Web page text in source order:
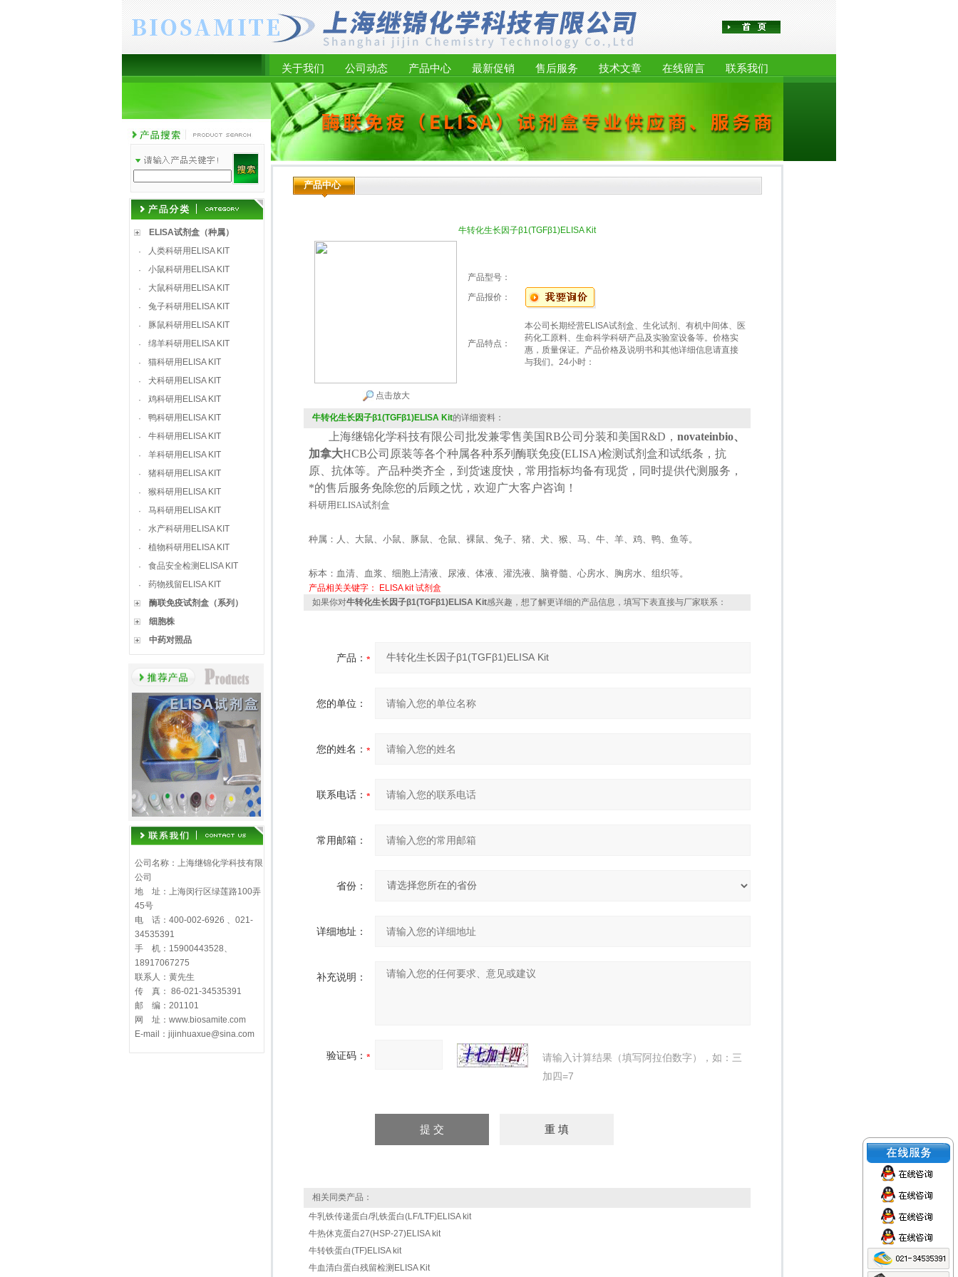
关于我们 公司动态 产品中心 最新促销 售后服务 技术文章 在线留言 联系我们
ELISA试剂盒（种属）
·
人类科研用ELISA KIT
·
小鼠科研用ELISA KIT
·
大鼠科研用ELISA KIT
·
兔子科研用ELISA KIT
·
豚鼠科研用ELISA KIT
·
绵羊科研用ELISA KIT
·
猫科研用ELISA KIT
·
犬科研用ELISA KIT
·
鸡科研用ELISA KIT
·
鸭科研用ELISA KIT
·
牛科研用ELISA KIT
·
羊科研用ELISA KIT
·
猪科研用ELISA KIT
·
猴科研用ELISA KIT
·
马科研用ELISA KIT
·
水产科研用ELISA KIT
·
植物科研用ELISA KIT
·
食品安全检测ELISA KIT
·
药物残留ELISA KIT
酶联免疫试剂盒（系列）
细胞株
中药对照品
公司名称：上海继锦化学科技有限
公司
地 址：上海闵行区绿莲路100弄
45号
电 话：400-002-6926 、021-
34535391
手 机：15900443528、
18917067275
联系人：黄先生
传 真： 86-021-34535391
邮 编：201101
网 址：www.biosamite.com
E-mail：jijinhuaxue@sina.com
产品中心
牛转化生长因子β1(TGFβ1)ELISA Kit
点击放大
产品型号：
产品报价：
产品特点：
本公司长期经营ELISA试剂盒、生化试剂、有机中间体、医
药化工原料、生命科学科研产品及实验室设备等。价格实
惠，质量保证。产品价格及说明书和其他详细信息请直接
与我们。24小时：
牛转化生长因子β1(TGFβ1)ELISA Kit的详细资料：
上海继锦化学科技有限公司批发兼零售美国RB公司 分装和美国R&D ， novateinbio、
加拿大HCB公司原装等各个种属各种系列酶联免疫(ELISA)检测试剂盒和试纸条，抗
原、抗体等。产品种类齐全，到货速度快，常用指标均备有现货，同时提供代测服务，
*的售后服务免除您的后顾之忧，欢迎广大客户咨询！
科研用ELISA试剂盒
种属：人、大鼠、小鼠、豚鼠、仓鼠、裸鼠、兔子、猪、犬、猴、马、牛、羊、鸡、鸭、鱼等。
标本：血清、血浆、细胞上清液、尿液、体液、灌洗液、脑脊髓、心房水、胸房水、组织等。
产品相关关键字： ELISA kit 试剂盒
如果你对牛转化生长因子β1(TGFβ1)ELISA Kit感兴趣，想了解更详细的产品信息，填写下表直接与厂家联系：
产品：
您的单位：
您的姓名：
联系电话：
常用邮箱：
省份：
详细地址：
补充说明：
验证码：
请输入计算结果（填写阿拉伯数字），如：三
加四=7
相关同类产品：
牛乳铁传递蛋白/乳铁蛋白(LF/LTF)ELISA kit
牛热休克蛋白27(HSP-27)ELISA kit
牛转铁蛋白(TF)ELISA kit
牛血清白蛋白残留检测ELISA Kit